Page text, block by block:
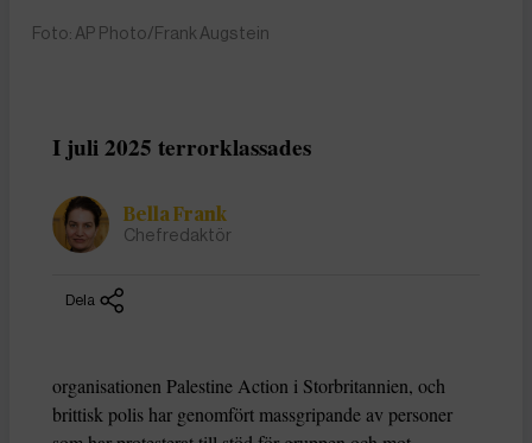
Foto: AP Photo/Frank Augstein
I juli 2025 terrorklassades
Bella Frank
Chefredaktör
Dela
organisationen Palestine Action i Storbritannien, och
brittisk polis har genomfört massgripande av personer